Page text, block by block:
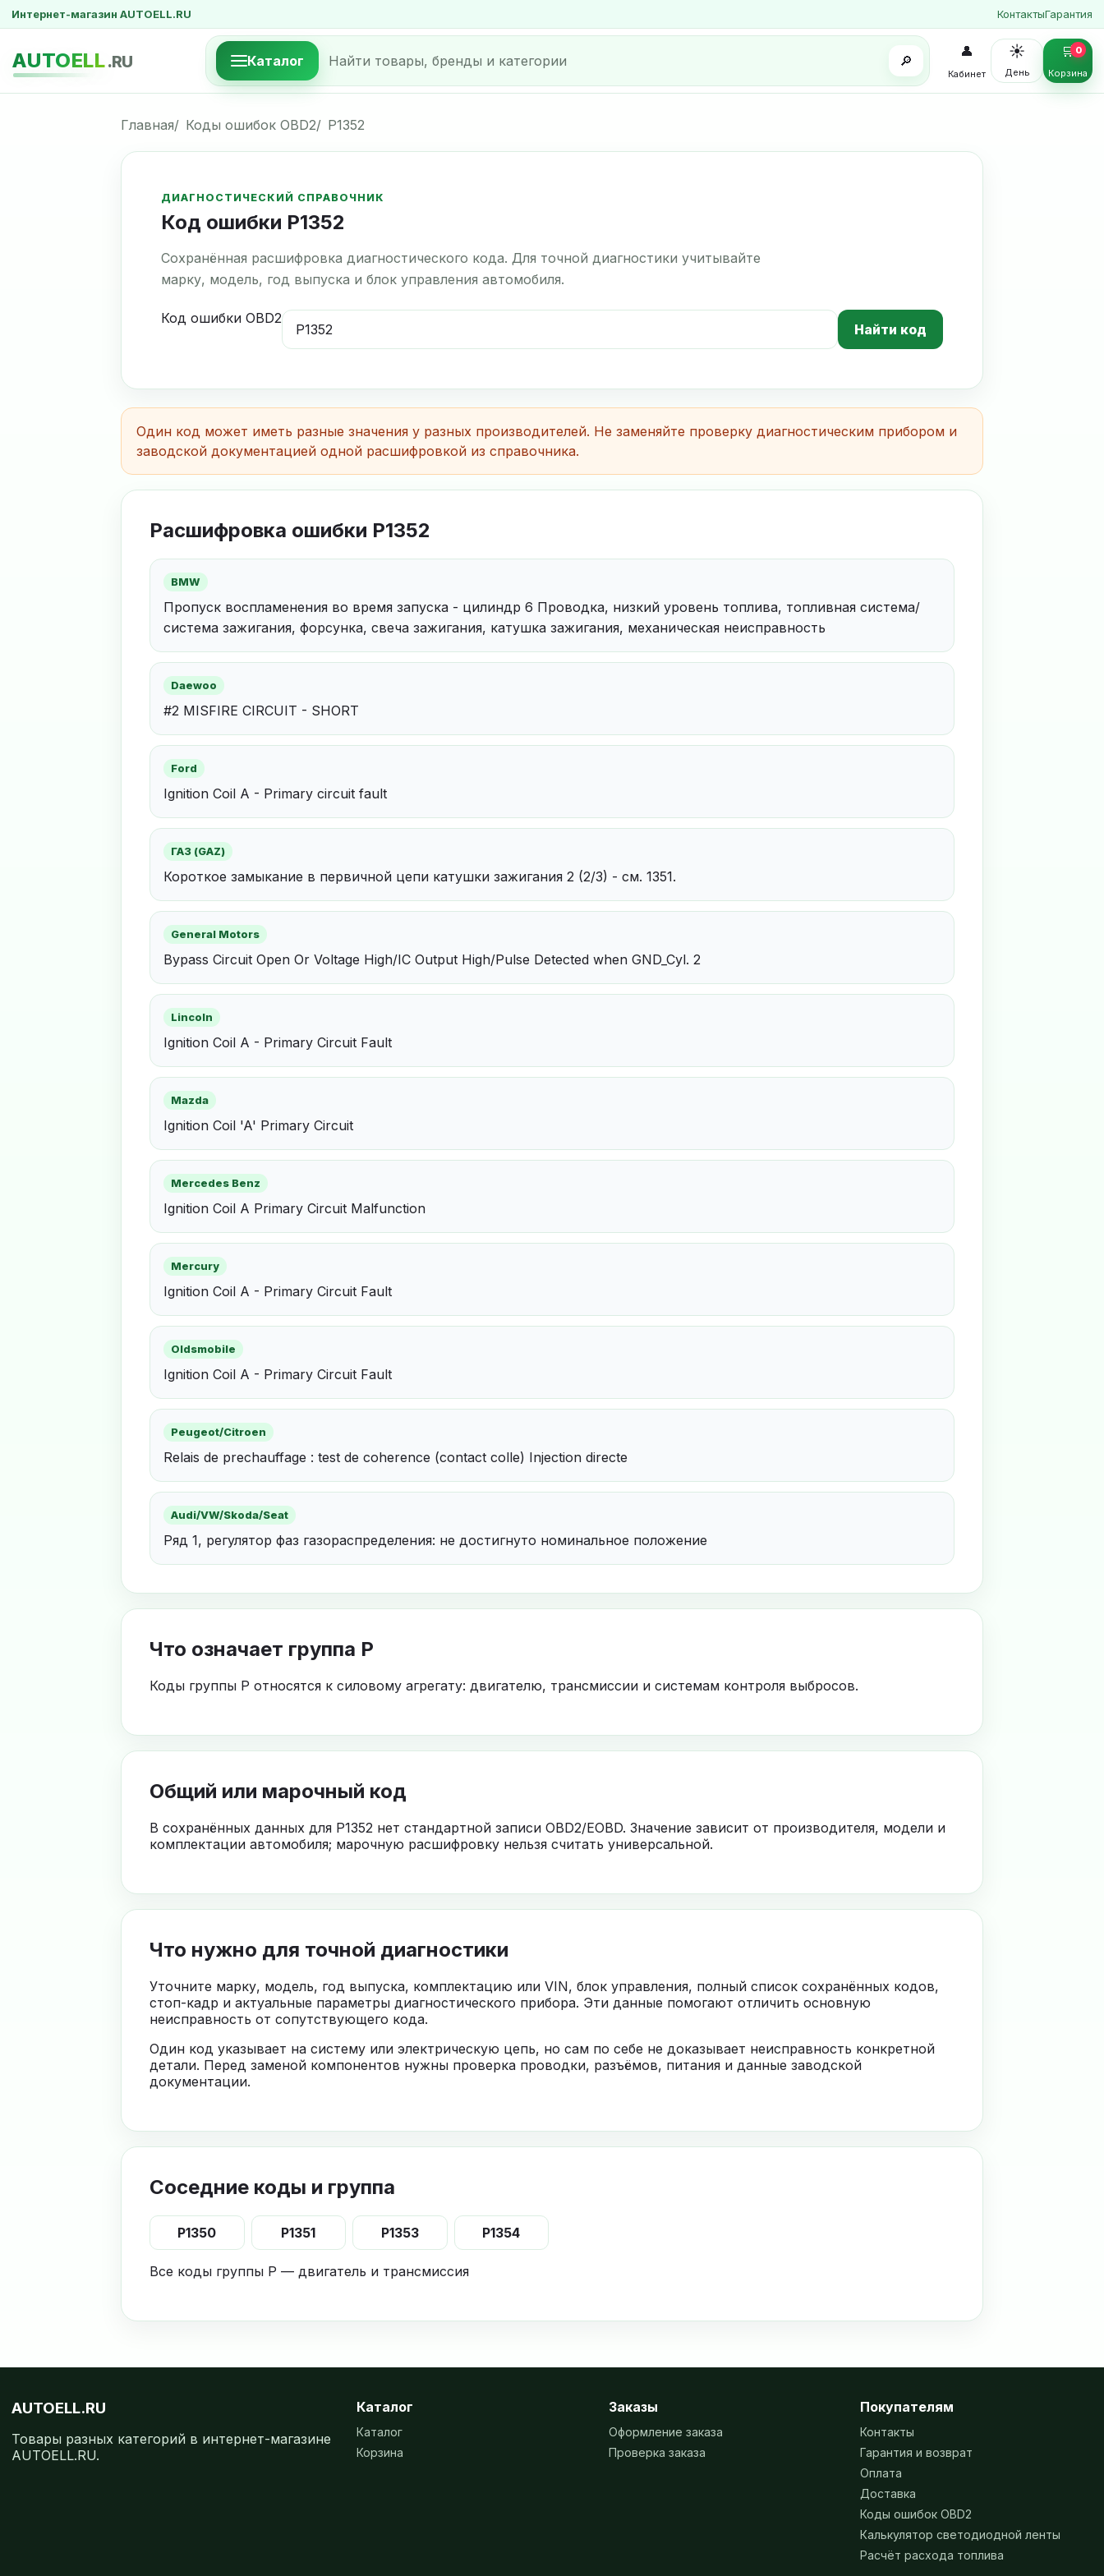
Интернет-магазин AUTOELL.RU КонтактыГарантия
AUTOELL.RU Каталог 🔎
👤
Кабинет
☀️
День
🛒
Корзина
0
Главная Коды ошибок OBD2 P1352
ДИАГНОСТИЧЕСКИЙ СПРАВОЧНИК
Код ошибки P1352
Сохранённая расшифровка диагностического кода. Для точной диагностики учитывайте
марку, модель, год выпуска и блок управления автомобиля.
Код ошибки OBD2
Найти код
Один код может иметь разные значения у разных производителей. Не заменяйте проверку диагностическим прибором и
заводской документацией одной расшифровкой из справочника.
Расшифровка ошибки P1352
BMW
Пропуск воспламенения во время запуска - цилиндр 6 Проводка, низкий уровень топлива, топливная система/
система зажигания, форсунка, свеча зажигания, катушка зажигания, механическая неисправность
Daewoo
#2 MISFIRE CIRCUIT - SHORT
Ford
Ignition Coil A - Primary circuit fault
ГАЗ (GAZ)
Короткое замыкание в первичной цепи катушки зажигания 2 (2/3) - см. 1351.
General Motors
Bypass Circuit Open Or Voltage High/IC Output High/Pulse Detected when GND_Cyl. 2
Lincoln
Ignition Coil A - Primary Circuit Fault
Mazda
Ignition Coil 'A' Primary Circuit
Mercedes Benz
Ignition Coil A Primary Circuit Malfunction
Mercury
Ignition Coil A - Primary Circuit Fault
Oldsmobile
Ignition Coil A - Primary Circuit Fault
Peugeot/Citroen
Relais de prechauffage : test de coherence (contact colle) Injection directe
Audi/VW/Skoda/Seat
Ряд 1, регулятор фаз газораспределения: не достигнуто номинальное положение
Что означает группа P
Коды группы P относятся к силовому агрегату: двигателю, трансмиссии и системам контроля выбросов.
Общий или марочный код
В сохранённых данных для P1352 нет стандартной записи OBD2/EOBD. Значение зависит от производителя, модели и
комплектации автомобиля; марочную расшифровку нельзя считать универсальной.
Что нужно для точной диагностики
Уточните марку, модель, год выпуска, комплектацию или VIN, блок управления, полный список сохранённых кодов,
стоп-кадр и актуальные параметры диагностического прибора. Эти данные помогают отличить основную
неисправность от сопутствующего кода.
Один код указывает на систему или электрическую цепь, но сам по себе не доказывает неисправность конкретной
детали. Перед заменой компонентов нужны проверка проводки, разъёмов, питания и данные заводской
документации.
Соседние коды и группа
P1350 P1351 P1353 P1354
Все коды группы P — двигатель и трансмиссия
AUTOELL.RU
Товары разных категорий в интернет-магазине
AUTOELL.RU.
Каталог
Каталог
Корзина
Заказы
Оформление заказа
Проверка заказа
Покупателям
Контакты
Гарантия и возврат
Оплата
Доставка
Коды ошибок OBD2
Калькулятор светодиодной ленты
Расчёт расхода топлива